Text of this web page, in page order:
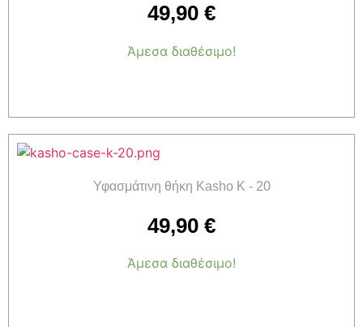
49,90 €
Άμεσα διαθέσιμο!
Υφασμάτινη θήκη Kasho K - 20
49,90 €
Άμεσα διαθέσιμο!